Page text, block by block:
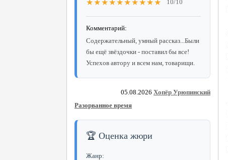
★★★★★★★★★★ 10/10
Комментарий:
Содержательный, умный рассказ...Были
бы ещё звёздочки - поставил бы все!
Успехов автору и всем нам, товарищи.
05.08.2026 Хопёр Урюпинский
Разорванное время
🏆 Оценка жюри
Жанр: